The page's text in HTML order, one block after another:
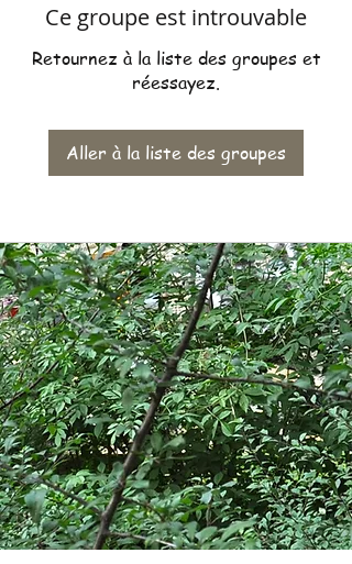
Ce groupe est introuvable
Retournez à la liste des groupes et
réessayez.
Aller à la liste des groupes